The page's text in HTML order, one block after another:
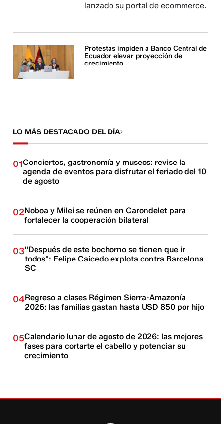
lanzado su portal de ecommerce.
Protestas impiden a Banco Central de
Ecuador elevar proyección de
crecimiento
LO MÁS DESTACADO DEL DÍA
01Conciertos, gastronomía y museos: revise la
agenda de eventos para disfrutar el feriado del 10
de agosto
02Noboa y Milei se reúnen en Carondelet para
fortalecer la cooperación bilateral
03"Después de este bochorno se tienen que ir
todos": Felipe Caicedo explota contra Barcelona
SC
04Regreso a clases Régimen Sierra-Amazonía
2026: las familias gastan hasta USD 850 por hijo
05Calendario lunar de agosto de 2026: las mejores
fases para cortarte el cabello y potenciar su
crecimiento